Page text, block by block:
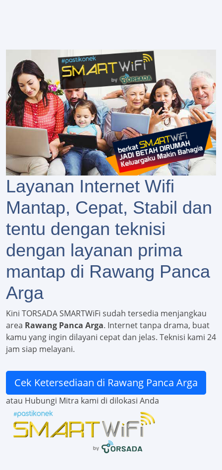
Layanan Internet Wifi
Mantap, Cepat, Stabil dan
tentu dengan teknisi
dengan layanan prima
mantap di Rawang Panca
Arga
Kini TORSADA SMARTWiFi sudah tersedia menjangkau
area Rawang Panca Arga. Internet tanpa drama, buat
kamu yang ingin dilayani cepat dan jelas. Teknisi kami 24
jam siap melayani.
Cek Ketersediaan di Rawang Panca Arga
atau Hubungi Mitra kami di dilokasi Anda